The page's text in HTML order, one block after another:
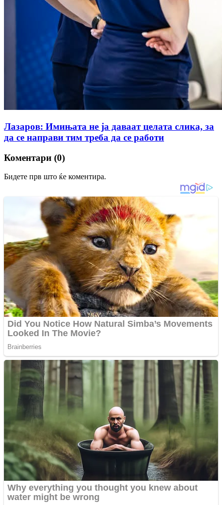
Лазаров: Имињата не ја даваат целата слика, за
да се направи тим треба да се работи
Коментари (0)
Бидете прв што ќе коментира.